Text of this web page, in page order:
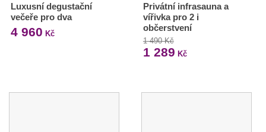
Luxusní degustační
večeře pro dva
4 960 Kč
Privátní infrasauna a
vířivka pro 2 i
občerstvení
1 490 Kč
1 289 Kč